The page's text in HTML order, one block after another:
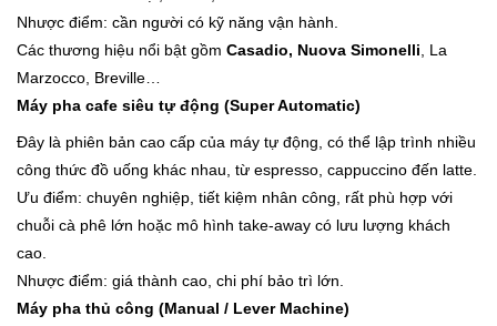
Nhược điểm: cần người có kỹ năng vận hành.
Các thương hiệu nổi bật gồm Casadio, Nuova Simonelli , La
Marzocco, Breville…
Máy pha cafe siêu tự động (Super Automatic)
Đây là phiên bản cao cấp của máy tự động, có thể lập trình nhiều
công thức đồ uống khác nhau, từ espresso, cappuccino đến latte.
Ưu điểm: chuyên nghiệp, tiết kiệm nhân công, rất phù hợp với
chuỗi cà phê lớn hoặc mô hình take-away có lưu lượng khách
cao.
Nhược điểm: giá thành cao, chi phí bảo trì lớn.
Máy pha thủ công (Manual / Lever Machine)